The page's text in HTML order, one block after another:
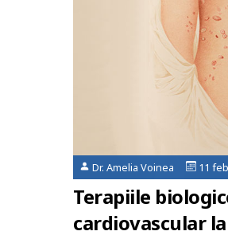
Dr. Amelia Voinea 11
Terapiile
cardiovascular